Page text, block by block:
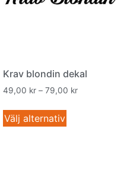
Krav blondin dekal
49,00 kr – 79,00 kr
Välj alternativ